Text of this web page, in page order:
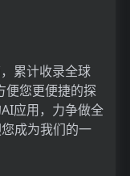
累计收录全球
便您更便捷的探
应用，力争做全
成为我们的一